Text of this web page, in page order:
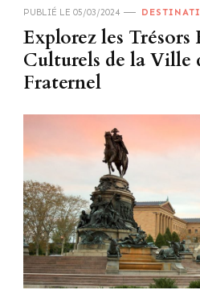
PUBLIÉ LE 05/03/2024
Explorez les
Culturels de la Ville
Fraternel